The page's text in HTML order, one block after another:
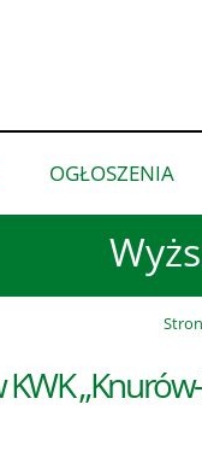
pokaż
podmenu
OGŁOSZENIA
„Knurów-